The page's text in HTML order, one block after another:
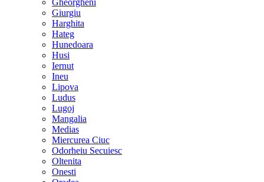
Gheorgheni
Giurgiu
Harghita
Hateg
Hunedoara
Husi
Iernut
Ineu
Lipova
Ludus
Lugoj
Mangalia
Medias
Miercurea Ciuc
Odorheiu Secuiesc
Oltenita
Onesti